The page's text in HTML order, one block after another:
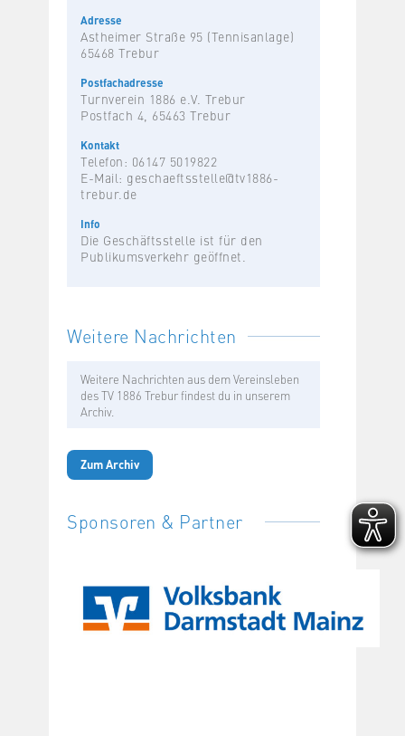
Adresse
Astheimer Straße 95 (Tennisanlage)
65468 Trebur
Postfachadresse
Turnverein 1886 e.V. Trebur
Postfach 4, 65463 Trebur
Kontakt
Telefon: 06147 5019822
E-Mail: geschaeftsstelle@tv1886-
trebur.de
Info
Die Geschäftsstelle ist für den
Publikumsverkehr geöffnet.
Weitere Nachrichten
Weitere Nachrichten aus dem Vereinsleben
des TV 1886 Trebur findest du in unserem
Archiv.
Zum Archiv
Sponsoren & Partner